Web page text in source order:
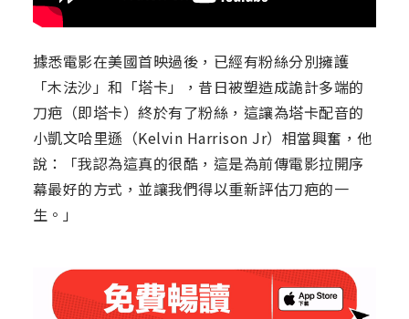
據悉電影在美國首映過後，已經有粉絲分別擁護
「木法沙」和「塔卡」，昔日被塑造成詭計多端的
刀疤（即塔卡）終於有了粉絲，這讓為塔卡配音的
小凱文哈里遜（Kelvin Harrison Jr）相當興奮，他
說：「我認為這真的很酷，這是為前傳電影拉開序
幕最好的方式，並讓我們得以重新評估刀疤的一
生。」